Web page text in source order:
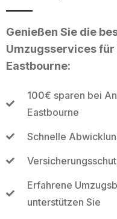
Genießen Sie die
Umzugsservices für
Eastbourne:
100€ sparen bei
Eastbourne
Schnelle
Erfahrene
unterstützen Sie